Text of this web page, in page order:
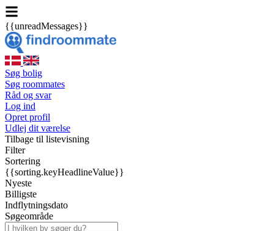
{{unreadMessages}}
Søg bolig
Søg roommates
Råd og svar
Log ind
Opret profil
Udlej dit værelse
Tilbage til listevisning
Filter
Sortering
{{sorting.keyHeadlineValue}}
Nyeste
Billigste
Indflytningsdato
Søgeområde